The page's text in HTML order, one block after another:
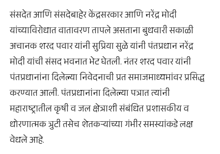
संसदेत आणि संसदेबाहेर केंद्रसरकार आणि नरेंद्र मोदी
यांच्याविरोधात वातावरण तापले असताना बुधवारी सकाळी
अचानक शरद पवार यांनी सुप्रिया सुळे यांनी पंतप्रधान नरेंद्र
मोदी यांची संसद भवनात भेट घेतली. नंतर शरद पवार यांनी
पंतप्रधानांना दिलेल्या निवेदनाची प्रत समाजमाध्यमांवर प्रसिद्ध
करण्यात आली. पंतप्रधानांना दिलेल्या पत्रात त्यांनी
महाराष्ट्रातील कृषी व जल क्षेत्राशी संबंधित प्रशासकीय व
धोरणात्मक त्रुटी तसेच शेतकऱ्यांच्या गंभीर समस्यांकडे लक्ष
वेधले आहे.